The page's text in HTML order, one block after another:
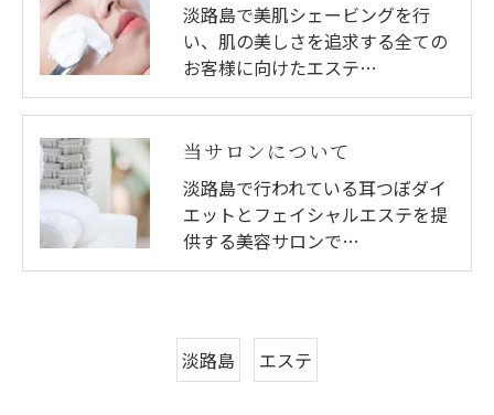
淡路島で美肌シェービングを行
い、肌の美しさを追求する全ての
お客様に向けたエステ…
当サロンについて
淡路島で行われている耳つぼダイ
エットとフェイシャルエステを提
供する美容サロンで…
淡路島 エステ